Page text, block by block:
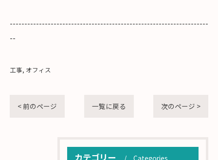
--------------------------------------------------------------------
--
工事 オフィス
< 前のページ 一覧に戻る 次のページ >
カテゴリー Categories